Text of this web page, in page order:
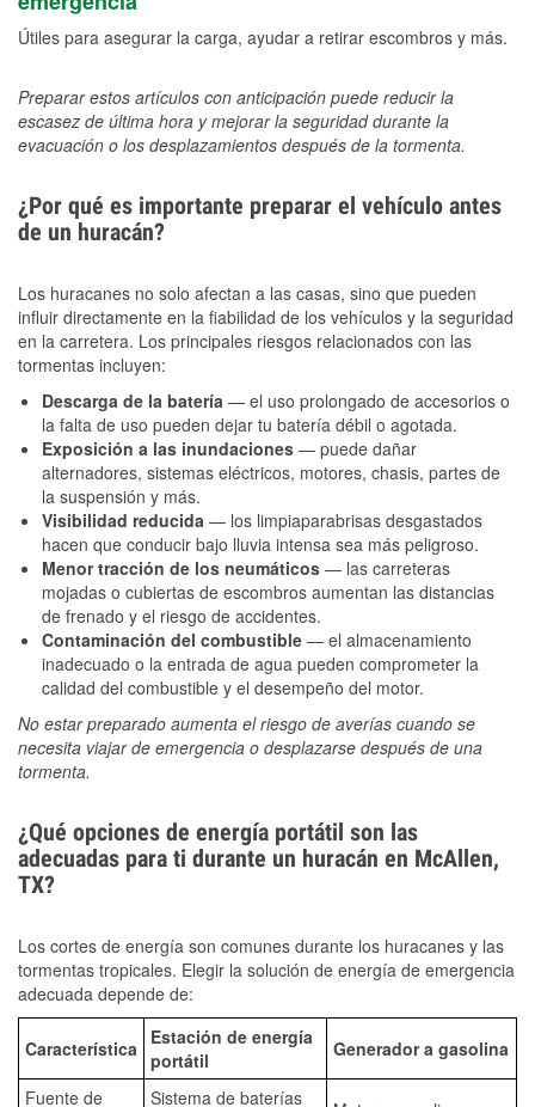
Útiles para asegurar la carga, ayudar a retirar escombros y más.
Preparar estos artículos con anticipación puede reducir la
escasez de última hora y mejorar la seguridad durante la
evacuación o los desplazamientos después de la tormenta.
¿Por qué es importante preparar el vehículo antes
de un huracán?
Los huracanes no solo afectan a las casas, sino que pueden
influir directamente en la fiabilidad de los vehículos y la seguridad
en la carretera. Los principales riesgos relacionados con las
tormentas incluyen:
Descarga de la batería — el uso prolongado de accesorios o
la falta de uso pueden dejar tu batería débil o agotada.
Exposición a las inundaciones — puede dañar
alternadores, sistemas eléctricos, motores, chasis, partes de
la suspensión y más.
Visibilidad reducida — los limpiaparabrisas desgastados
hacen que conducir bajo lluvia intensa sea más peligroso.
Menor tracción de los neumáticos — las carreteras
mojadas o cubiertas de escombros aumentan las distancias
de frenado y el riesgo de accidentes.
Contaminación del combustible — el almacenamiento
inadecuado o la entrada de agua pueden comprometer la
calidad del combustible y el desempeño del motor.
No estar preparado aumenta el riesgo de averías cuando se
necesita viajar de emergencia o desplazarse después de una
tormenta.
¿Qué opciones de energía portátil son las
adecuadas para ti durante un huracán en McAllen,
TX?
Los cortes de energía son comunes durante los huracanes y las
tormentas tropicales. Elegir la solución de energía de emergencia
adecuada depende de:
Característica
Estación de energía
portátil
Generador a gasolina
Fuente de Sistema de baterías